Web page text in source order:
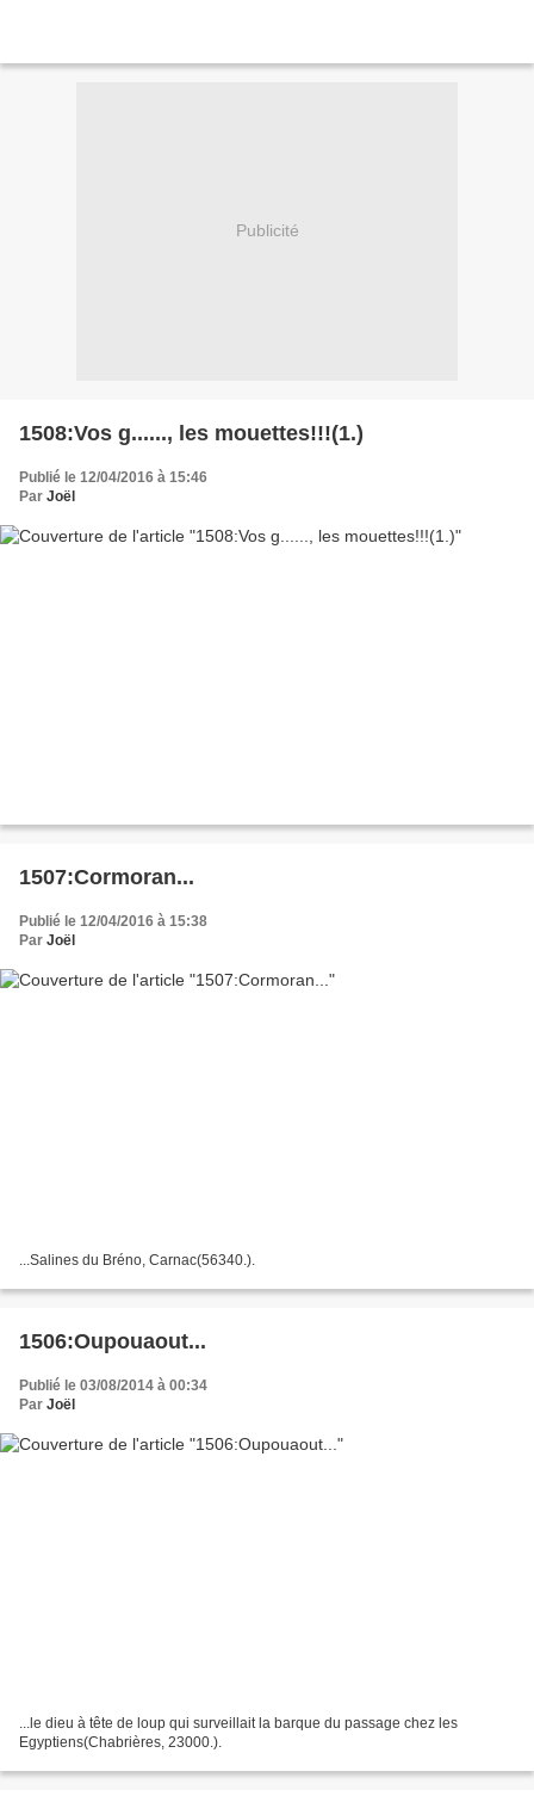
Publicité
1508:Vos g......, les mouettes!!!(1.)
Publié le 12/04/2016 à 15:46
Par Joël
1507:Cormoran...
Publié le 12/04/2016 à 15:38
Par Joël
...Salines du Bréno, Carnac(56340.).
1506:Oupouaout...
Publié le 03/08/2014 à 00:34
Par Joël
...le dieu à tête de loup qui surveillait la barque du passage chez les
Egyptiens(Chabrières, 23000.).